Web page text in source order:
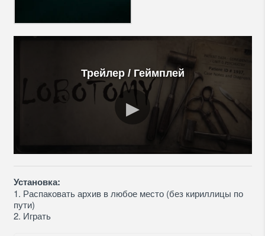
Трейлер / Геймплей
Установка:
1. Распаковать архив в любое место (без кириллицы по
пути)
2. Играть